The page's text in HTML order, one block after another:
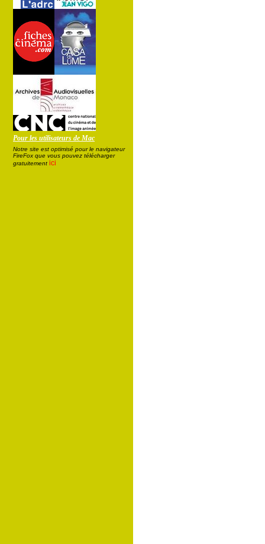
Pour les utilisateurs de Mac
Notre site est optimisé pour le navigateur
FireFox que vous pouvez télécharger
gratuitement ici